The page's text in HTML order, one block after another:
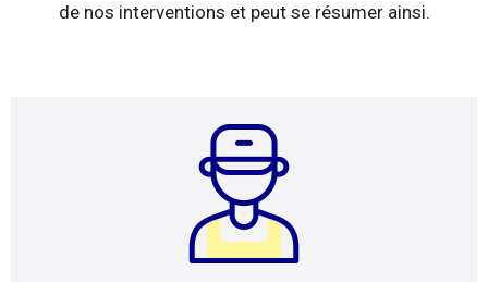
de nos interventions et peut se résumer ainsi.